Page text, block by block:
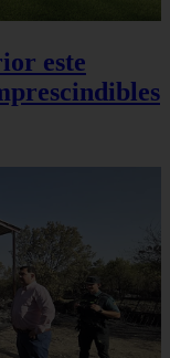
este